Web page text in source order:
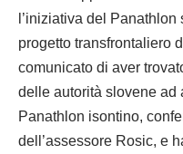
l’iniziativa del
progetto transfrontaliero
comunicato di aver
delle autorità slovene ad
Panathlon isontino,
dell’assessore Rosic, e